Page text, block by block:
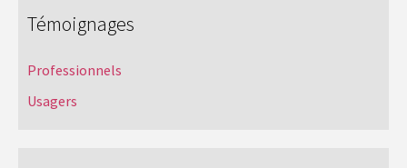
Témoignages
Professionnels
Usagers